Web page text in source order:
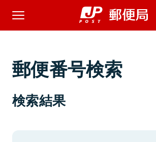
郵便番号検索
検索結果